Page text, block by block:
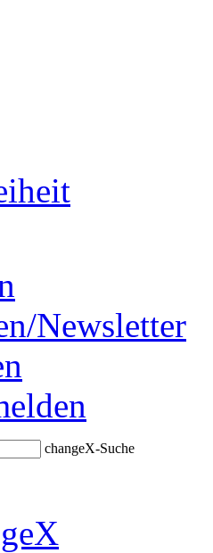
Newsletter
changeX-Suche